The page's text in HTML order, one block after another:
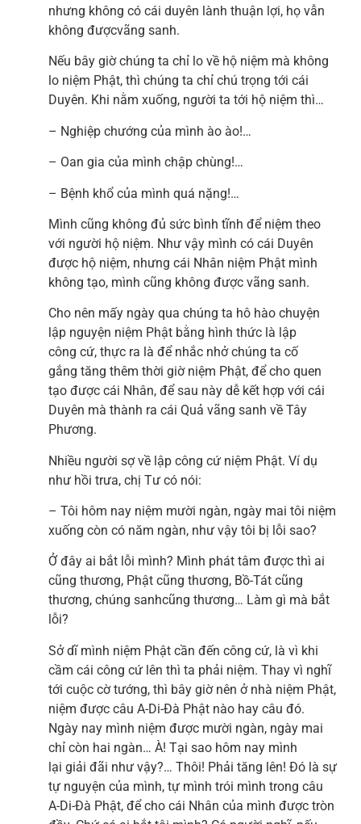
nhưng không có cái duyên lành thuận lợi, họ vẫn
không đượcvãng sanh.
Nếu bây giờ chúng ta chỉ lo về hộ niệm mà không
lo niệm Phật, thì chúng ta chỉ chú trọng tới cái
Duyên. Khi nằm xuống, người ta tới hộ niệm thì…
– Nghiệp chướng của mình ào ào!…
– Oan gia của mình chập chùng!…
– Bệnh khổ của mình quá nặng!…
Mình cũng không đủ sức bình tĩnh để niệm theo
với người hộ niệm. Như vậy mình có cái Duyên
được hộ niệm, nhưng cái Nhân niệm Phật mình
không tạo, mình cũng không được vãng sanh.
Cho nên mấy ngày qua chúng ta hô hào chuyện
lập nguyện niệm Phật bằng hình thức là lập
công cứ, thực ra là để nhắc nhở chúng ta cố
gắng tăng thêm thời giờ niệm Phật, để cho quen
tạo được cái Nhân, để sau này dễ kết hợp với cái
Duyên mà thành ra cái Quả vãng sanh về Tây
Phương.
Nhiều người sợ về lập công cứ niệm Phật. Ví dụ
như hồi trưa, chị Tư có nói:
– Tôi hôm nay niệm mười ngàn, ngày mai tôi niệm
xuống còn có năm ngàn, như vậy tôi bị lỗi sao?
Ở đây ai bắt lỗi mình? Mình phát tâm được thì ai
cũng thương, Phật cũng thương, Bồ-Tát cũng
thương, chúng sanhcũng thương… Làm gì mà bắt
lỗi?
Sở dĩ mình niệm Phật cần đến công cứ, là vì khi
cầm cái công cứ lên thì ta phải niệm. Thay vì nghĩ
tới cuộc cờ tướng, thì bây giờ nên ở nhà niệm Phật,
niệm được câu A-Di-Đà Phật nào hay câu đó.
Ngày nay mình niệm được mười ngàn, ngày mai
chỉ còn hai ngàn… À! Tại sao hôm nay mình
lại giải đãi như vậy?… Thôi! Phải tăng lên! Đó là sự
tự nguyện của mình, tự mình trói mình trong câu
A-Di-Đà Phật, để cho cái Nhân của mình được tròn